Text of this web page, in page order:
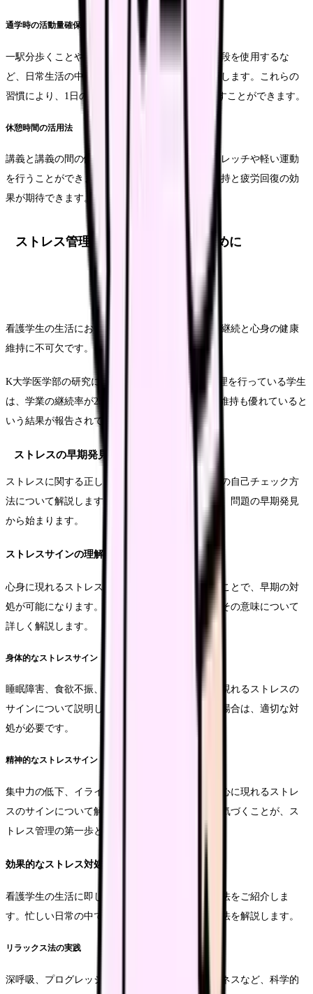
通学時の活動量確保
一駅分歩くことや、エスカレーターの代わりに階段を使用するな
ど、日常生活の中で運動量を増やす工夫をご紹介します。これらの
習慣により、1日の消費カロリーを約200kcal増やすことができます。
休憩時間の活用法
講義と講義の間の休憩時間を使って、簡単なストレッチや軽い運動
を行うことができます。これにより、集中力の維持と疲労回復の効
果が期待できます。
ストレス管理：心身の健康を保つために
看護学生の生活において、ストレス管理は学業の継続と心身の健康
維持に不可欠です。
K大学医学部の研究によると、適切なストレス管理を行っている学生
は、学業の継続率が25%高く、メンタルヘルスの維持も優れていると
いう結果が報告されています。
ストレスの早期発見と対処法
ストレスに関する正しい知識と、早期発見のための自己チェック方
法について解説します。効果的なストレス管理は、問題の早期発見
から始まります。
ストレスサインの理解
心身に現れるストレスのサインを正確に理解することで、早期の対
処が可能になります。具体的なストレスサインとその意味について
詳しく解説します。
身体的なストレスサイン
睡眠障害、食欲不振、頭痛、胃の不調など、体に現れるストレスの
サインについて説明します。これらの症状が続く場合は、適切な対
処が必要です。
精神的なストレスサイン
集中力の低下、イライラ感、不安感の増大など、心に現れるストレ
スのサインについて解説します。これらの変化に気づくことが、ス
トレス管理の第一歩となります。
効果的なストレス対処法
看護学生の生活に即した、実践的なストレス対処法をご紹介しま
す。忙しい日常の中でも実行できる、効果的な方法を解説します。
リラックス法の実践
深呼吸、プログレッシブ筋弛緩法、マインドフルネスなど、科学的